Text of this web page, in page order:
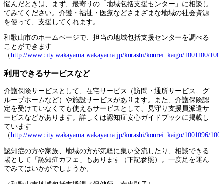
悩んだときは、まず、最寄りの「地域包括支援センター」に相談し
てみてください。介護・福祉・医療などさまざまな地域の社会資源
を使って、支援してくれます。
和歌山市のホームページで、担当の地域包括支援センターを調べる
ことができます
（http://www.city.wakayama.wakayama.jp/kurashi/kourei_kaigo/1001100/
利用できるサービスなど
介護保険サービスとして、在宅サービス（訪問・通所サービス、グ
ループホームなど）や施設サービスがあります。また、介護保険認
定を受けていなくても使えるサービスとして、見守り支援員派遣サ
ービスなどがあります。詳しくは認知症安心ガイドブックに掲載し
ています
（http://www.city.wakayama.wakayama.jp/kurashi/kourei_kaigo/1001096/
認知症の方や家族、地域の方が気軽に集い交流したり、相談できる
場として「認知症カフェ」もあります（下記参照）。一度足を運ん
でみてはいかがでしょうか。